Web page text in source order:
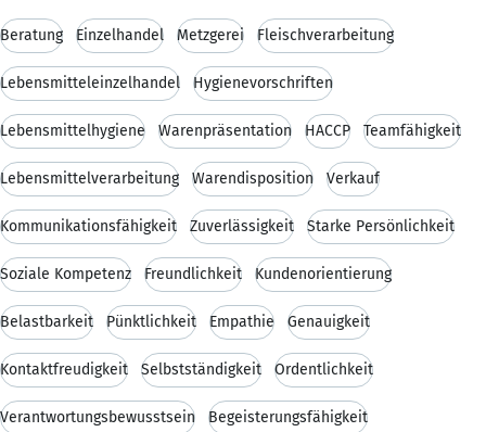
Beratung Einzelhandel Metzgerei Fleischverarbeitung
Lebensmitteleinzelhandel Hygienevorschriften
Lebensmittelhygiene Warenpräsentation HACCP Teamfähigkeit
Lebensmittelverarbeitung Warendisposition Verkauf
Kommunikationsfähigkeit Zuverlässigkeit Starke Persönlichkeit
Soziale Kompetenz Freundlichkeit Kundenorientierung
Belastbarkeit Pünktlichkeit Empathie Genauigkeit
Kontaktfreudigkeit Selbstständigkeit Ordentlichkeit
Verantwortungsbewusstsein Begeisterungsfähigkeit